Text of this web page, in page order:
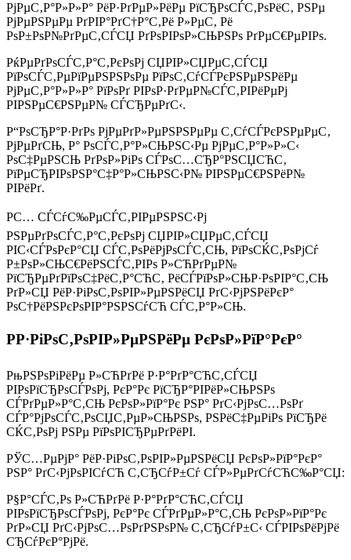
РјРµС‚Р°Р»Р»Р° РёР·РґРµР»РёРµ РїСЂРѕСЃС‚РѕРёС‚ РЅРµ
РјРµРЅРµРµ РґРІР°РґС†Р°С‚Рё Р»РµС‚ Рё
РѕР±РѕР№РґРµС‚СЃСЏ РґРѕРІРѕР»СЊРЅРѕ РґРµС€РµРІРѕ.
РќРµРґРѕСЃС‚Р°С‚РєРѕРј СЏРІР»СЏРµС‚СЃСЏ
РїРѕСЃС‚РµРїРµРЅРЅРѕРµ РїРѕС‚СѓСЃРєРЅРµРЅРёРµ
РјРµС‚Р°Р»Р»Р° РїРѕРґ РІРѕР·РґРµР№СЃС‚РІРёРµРј
РІРЅРµС€РЅРµР№ СЃСЂРµРґС‹.
Р“РѕСЂР°Р·РґРѕ РјРµРґР»РµРЅРЅРµРµ С‚СѓСЃРєРЅРµРµС‚
РјРµРґСЊ, Р° РѕСЃС‚Р°Р»СЊРЅС‹Рµ РјРµС‚Р°Р»Р»С‹
РѕС‡РµРЅСЊ РґРѕР»РіРѕ СЃРѕС…СЂР°РЅСЏСЋС‚
РїРµСЂРІРѕРЅР°С‡Р°Р»СЊРЅС‹Р№ РІРЅРµС€РЅРёР№
РІРёРґ.
РС… СЃСѓС‰РµСЃС‚РІРµРЅРЅС‹Рј
РЅРµРґРѕСЃС‚Р°С‚РєРѕРј СЏРІР»СЏРµС‚СЃСЏ
РІС‹СЃРѕРєР°СЏ СЃС‚РѕРёРјРѕСЃС‚СЊ, РїРѕСЌС‚РѕРјСѓ
Р±РѕР»СЊС€РёРЅСЃС‚РІРѕ Р»СЋРґРµР№
РїСЂРµРґРїРѕС‡РёС‚Р°СЋС‚ РёСЃРїРѕР»СЊР·РѕРІР°С‚СЊ
РґР»СЏ РёР·РіРѕС‚РѕРІР»РµРЅРёСЏ РґС‹РјРЅРёРєР°
РѕС†РёРЅРєРѕРІР°РЅРЅСѓСЋ СЃС‚Р°Р»СЊ.
РР·РіРѕС‚РѕРІР»РµРЅРёРµ РєРѕР»РїР°РєР°
РњРЅРѕРіРёРµ Р»СЋРґРё Р·Р°РґР°СЋС‚СЃСЏ
РІРѕРїСЂРѕСЃРѕРј, РєР°Рє РїСЂР°РІРёР»СЊРЅРѕ
СЃРґРµР»Р°С‚СЊ РєРѕР»РїР°Рє РЅР° РґС‹РјРѕС…РѕРґ
СЃР°РјРѕСЃС‚РѕСЏС‚РµР»СЊРЅРѕ, РЅРёС‡РµРіРѕ РїСЂРё
СЌС‚РѕРј РЅРµ РїРѕРІСЂРµРґРёРІ.
РЎС…РµРјР° РёР·РіРѕС‚РѕРІР»РµРЅРёСЏ РєРѕР»РїР°РєР°
РЅР° РґС‹РјРѕРІСѓСЋ С‚СЂСѓР±Сѓ СЃР»РµРґСѓСЋС‰Р°СЏ:
Р§Р°СЃС‚Рѕ Р»СЋРґРё Р·Р°РґР°СЋС‚СЃСЏ
РІРѕРїСЂРѕСЃРѕРј, РєР°Рє СЃРґРµР»Р°С‚СЊ РєРѕР»РїР°Рє
РґР»СЏ РґС‹РјРѕС…РѕРґРЅРѕР№ С‚СЂСѓР±С‹ СЃРІРѕРёРјРё
СЂСѓРєР°РјРё.